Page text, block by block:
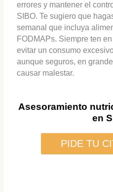
errores y mantener el
SIBO. Te sugiero que
semanal que incluya
FODMAPs. Siempre ten
evitar un consumo
aunque seguros, en
causar malestar.
Asesoramiento
en
PIDE TU